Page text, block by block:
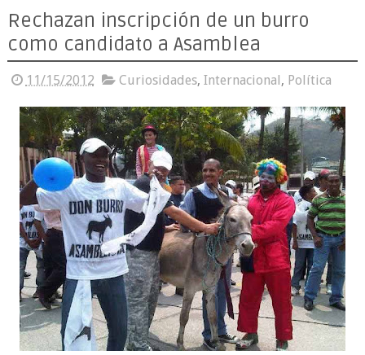
Rechazan inscripción de un burro
como candidato a Asamblea
11/15/2012 Curiosidades, Internacional, Política